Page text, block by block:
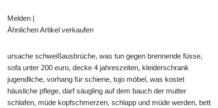
Melden |
Ähnlichen Artikel verkaufen
ursache schweißausbrüche, was tun gegen brennende füsse,
sofa unter 200 euro, decke 4 jahreszeiten, kleiderschrank
jugendliche, vorhang für schiene, tojo möbel, was kostet
häusliche pflege, darf säugling auf dem bauch der mutter
schlafen, müde kopfschmerzen, schlapp und müde werden, bett